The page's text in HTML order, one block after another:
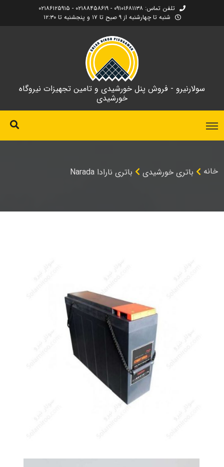
تلفن تماس: ۰۹۱۰۱۶۸۱۱۳۸ - ۰۲۱۸۸۴۵۸۶۱۹ - ۰۲۱۸۶۱۲۵۹۱۵
شنبه تا چهارشنبه از ۹ صبح تا ۱۷ و پنجشنبه تا ۱۲:۳۰
سولارنیرو - فروش پنل خورشیدی و تامین تجهیزات نیروگاه
خورشیدی
خانه باتری خورشیدی باتری نارادا Narada